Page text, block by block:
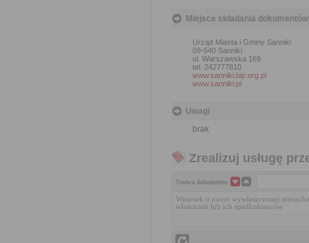
Miejsce składania dokumentów
Urząd Miasta i Gminy Sanniki
09-540 Sanniki
ul. Warszawska 169
tel. 242777810
www.sanniki.bip.org.pl
www.sanniki.pl
Uwagi
brak
Zrealizuj usługę
Nazwa dokumentu
Wniosek o zwrot wywłaszczonej
właścicieli lub ich spadkobierców